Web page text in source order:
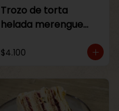
Trozo de torta
helada merengue
$4.100